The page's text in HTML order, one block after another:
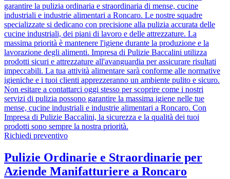
garantire la pulizia ordinaria e straordinaria di mense, cucine
industriali e industrie alimentari a Roncaro. Le nostre squadre
specializzate si dedicano con precisione alla pulizia accurata delle
cucine industriali, dei piani di lavoro e delle attrezzature. La
massima priorità è mantenere l'igiene durante la produzione e la
lavorazione degli alimenti. Impresa di Pulizie Baccalini utilizza
prodotti sicuri e attrezzature all'avanguardia per assicurare risultati
impeccabili. La tua attività alimentare sarà conforme alle normative
igieniche e i tuoi clienti apprezzeranno un ambiente pulito e sicuro.
Non esitare a contattarci oggi stesso per scoprire come i nostri
servizi di pulizia possono garantire la massima igiene nelle tue
mense, cucine industriali e industrie alimentari a Roncaro. Con
Impresa di Pulizie Baccalini, la sicurezza e la qualità dei tuoi
prodotti sono sempre la nostra priorità.
Richiedi preventivo
Pulizie Ordinarie e Straordinarie per
Aziende Manifatturiere a Roncaro